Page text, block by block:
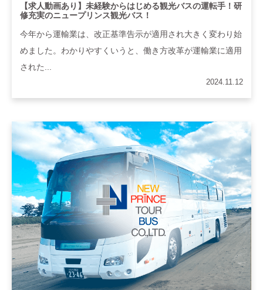
【求人動画あり】未経験からはじめる観光バスの運転手！研
修充実のニュープリンス観光バス！
今年から運輸業は、改正基準告示が適用され大きく変わり始
めました。わかりやすくいうと、働き方改革が運輸業に適用
された...
2024.11.12